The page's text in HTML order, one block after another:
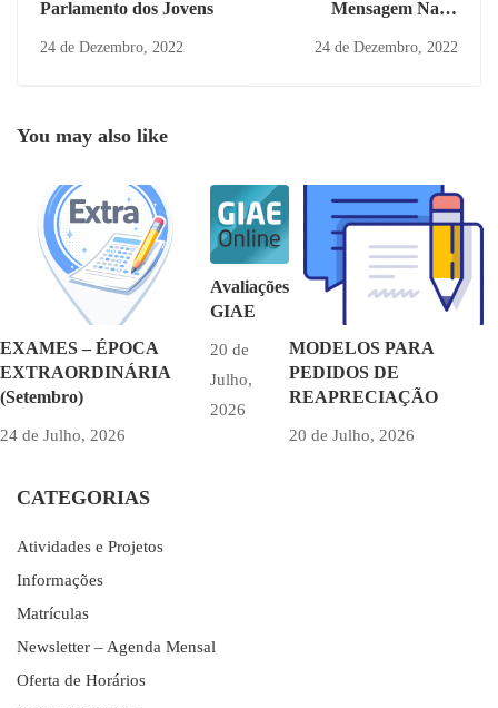
Parlamento dos Jovens
24 de Dezembro, 2022
Mensagem Natal
24 de Dezembro, 2022
You may also like
EXAMES – ÉPOCA
EXTRAORDINÁRIA
(Setembro)
24 de Julho, 2026
Avaliações
GIAE
20 de
Julho,
2026
MODELOS PARA
PEDIDOS DE
REAPRECIAÇÃO
20 de Julho, 2026
CATEGORIAS
Atividades e Projetos
Informações
Matrículas
Newsletter – Agenda Mensal
Oferta de Horários